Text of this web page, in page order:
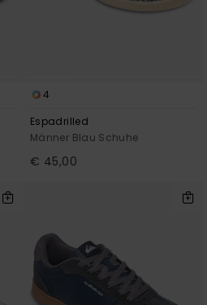
4
Espadrilled
Männer Blau Schuhe
€ 45,00